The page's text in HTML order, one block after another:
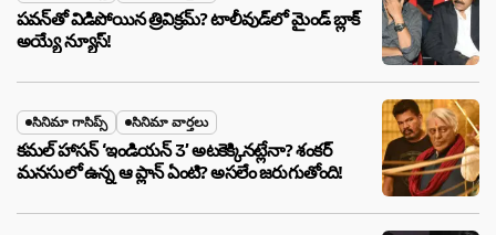
పవన్‌తో విడిపోయిన త్రివిక్రమ్? టాలీవుడ్‌లో మైండ్ బ్లాక్
అయ్యే న్యూస్!
సినిమా గాసిప్స్ సినిమా వార్తలు
కమల్ హాసన్ ‘ఇండియన్ 3’ అటకెక్కినట్లేనా? శంకర్
మనసులో ఉన్న ఆ ప్లాన్ ఏంటి? అసలేం జరుగుతోంది!